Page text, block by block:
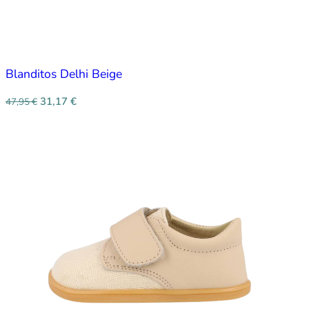
Blanditos Delhi Beige
47,95€ 31,17 €